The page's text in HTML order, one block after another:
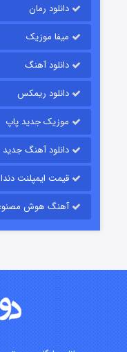
دانلود رمان
میفا موزیک
دانلود آهنگ
دانلود ریمکس
موزیک جدید پاپ
دانلود آهنگ جدید
قیمت ایمپلنت
آهنگ هوش